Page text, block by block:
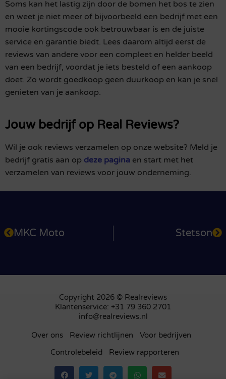
Soms kan het lastig zijn door de bomen het bos te zien
en weet je niet meer of bijvoorbeeld een bedrijf met een
mooie kortingscode ook betrouwbaar is en de juiste
service en garantie biedt. Lees daarom altijd eerst de
reviews van andere voor een compleet en helder beeld
van een bedrijf, voordat je iets besteld of een aankoop
doet. Zo wordt goedkoop geen duurkoop en kan je snel
genieten van je aankoop.
Jouw bedrijf op Real Reviews?
Wil je ook reviews verzamelen op onze website? Meld je
bedrijf gratis aan op deze pagina en start met het
verzamelen van reviews voor jouw onderneming.
MKC Moto Stetson
Copyright 2026 © Realreviews
Klantenservice: +31 79 360 2701
info@realreviews.nl
Over ons Review richtlijnen
Voor bedrijven
Controlebeleid
Review rapporteren